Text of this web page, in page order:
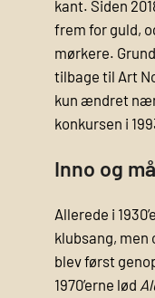
kant. Siden
frem for guld,
mørkere.
tilbage til Art
kun ændret
konkursen i
Inno og
Allerede i
klub­sang, men
blev først
1970’erne lød